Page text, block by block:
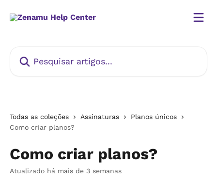
Todas as coleções Assinaturas
Planos únicos
Como criar planos?
Como criar planos?
Atualizado há mais de 3 semanas